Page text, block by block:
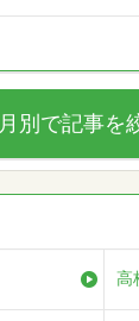
月別で記事を
高